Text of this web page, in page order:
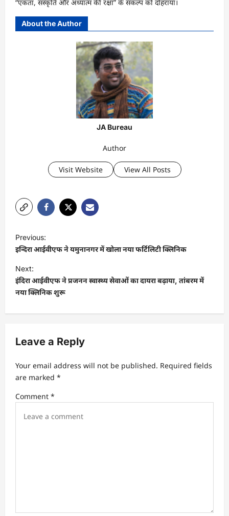
“एकता, संस्कृति और अध्यात्म की रक्षा” के संकल्प को दोहराया।
About the Author
JA Bureau
Author
Visit Website View All Posts
o
s
t
n
a
i
a
i
Previous:
इन्दिरा आईवीएफ ने यमुनानगर में खोला नया फर्टिलिटी क्लिनिक
Next:
इंदिरा आईवीएफ ने प्रजनन स्वास्थ्य सेवाओं का दायरा बढ़ाया, तांबरम में
नया क्लिनिक शुरू
Leave a Reply
Your email address will not be published. Required fields
are marked *
Comment *